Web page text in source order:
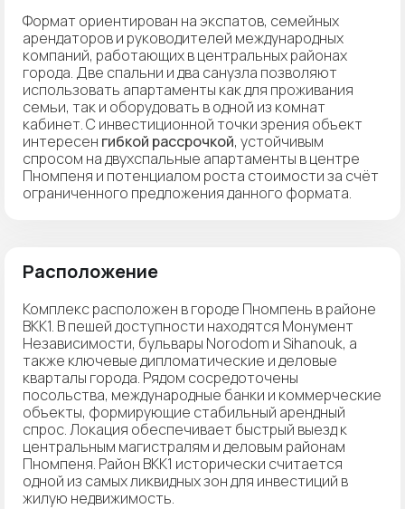
Формат ориентирован на экспатов, семейных
арендаторов и руководителей международных
компаний, работающих в центральных районах
города. Две спальни и два санузла позволяют
использовать апартаменты как для проживания
семьи, так и оборудовать в одной из комнат
кабинет. С инвестиционной точки зрения объект
интересен гибкой рассрочкой, устойчивым
спросом на двухспальные апартаменты в центре
Пномпеня и потенциалом роста стоимости за счёт
ограниченного предложения данного формата.
Расположение
Комплекс расположен в городе Пномпень в районе
BKK1. В пешей доступности находятся Монумент
Независимости, бульвары Norodom и Sihanouk, а
также ключевые дипломатические и деловые
кварталы города. Рядом сосредоточены
посольства, международные банки и коммерческие
объекты, формирующие стабильный арендный
спрос. Локация обеспечивает быстрый выезд к
центральным магистралям и деловым районам
Пномпеня. Район BKK1 исторически считается
одной из самых ликвидных зон для инвестиций в
жилую недвижимость.